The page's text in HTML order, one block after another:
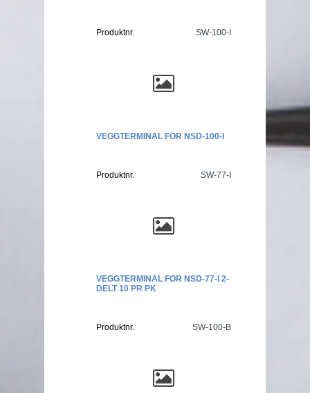
Produktnr. SW-100-I
VEGGTERMINAL FOR NSD-100-I
Produktnr. SW-77-I
VEGGTERMINAL FOR NSD-77-I 2-
DELT 10 PR PK
Produktnr. SW-100-B